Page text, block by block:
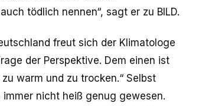
tödlich nennen“, sagt er zu BILD.
freut sich der Klimatologe
der Perspektive. Dem einen ist
warm und zu trocken.“ Selbst
nicht heiß genug gewesen.